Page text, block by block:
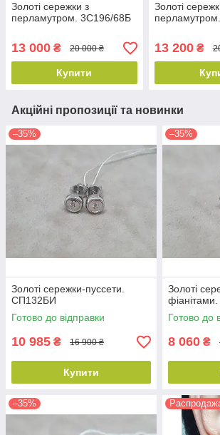
Золоті сережки з
перламутром. 3С196/68Б
13 000 ₴ 20 000 ₴
Купити
Золоті
13 200₴
Акційні пропозиції та новинки
–35%
Золоті сережки-пуссети.
СП132БИ
Готово до відправки
10 985 ₴ 16 900 ₴
Купити
–35%
Золоті
Готово до
8 060 ₴
–35%